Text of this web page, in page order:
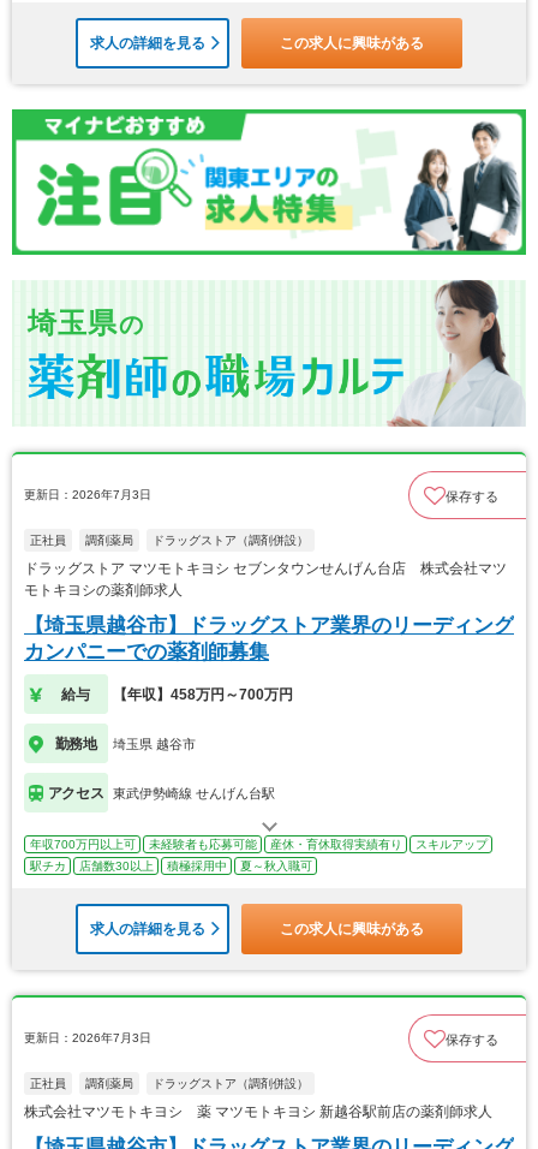
求人の詳細を見る この求人に興味がある
埼玉県の
更新日：2026年7月3日 保存する
正社員 調剤薬局 ドラッグストア（調剤併設）
ドラッグストア マツモトキヨシ セブンタウンせんげん台店 株式会社マツ
モトキヨシの薬剤師求人
【埼玉県越谷市】ドラッグストア業界のリーディング
カンパニーでの薬剤師募集
給与 【年収】458万円～700万円
勤務地 埼玉県 越谷市
アクセス 東武伊勢崎線 せんげん台駅
年収700万円以上可 未経験者も応募可能 産休・育休取得実績有り
スキルアップ
駅チカ
店舗数30以上 積極採用中 夏～秋入職可
求人の詳細を見る この求人に興味がある
更新日：2026年7月3日 保存する
正社員 調剤薬局 ドラッグストア（調剤併設）
株式会社マツモトキヨシ 薬 マツモトキヨシ 新越谷駅前店の薬剤師求人